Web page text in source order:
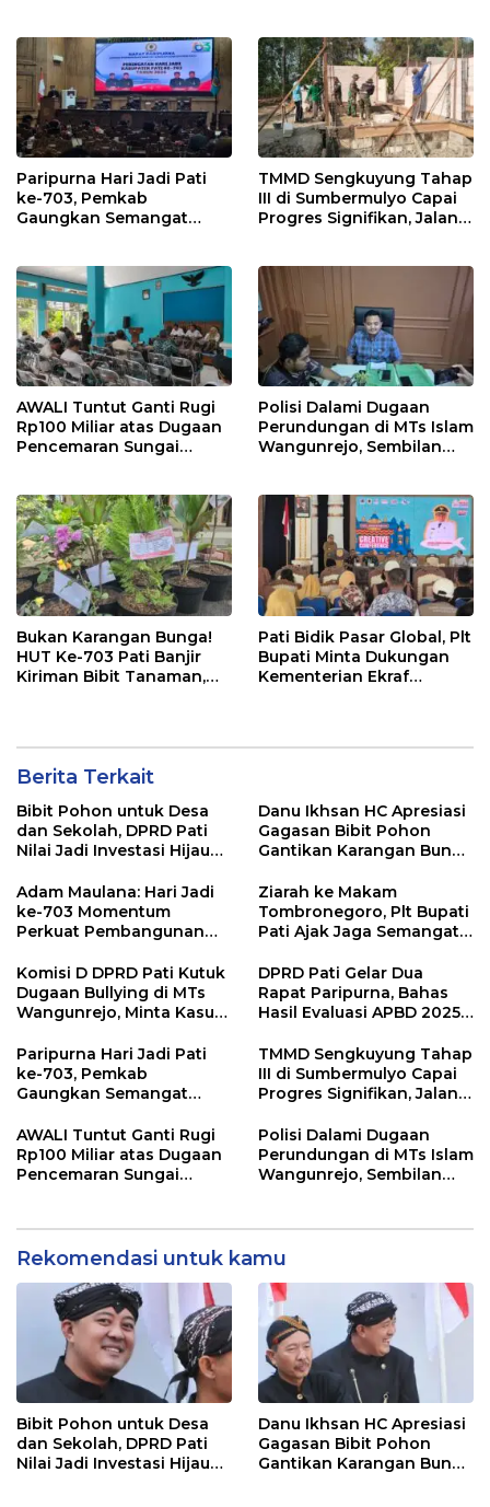
Paripurna Hari Jadi Pati
ke-703, Pemkab
Gaungkan Semangat
TMMD Sengkuyung Tahap
III di Sumbermulyo Capai
Progres Signifikan, Jalan
AWALI Tuntut Ganti Rugi
Rp100 Miliar atas Dugaan
Pencemaran Sungai
Polisi Dalami Dugaan
Perundungan di MTs Islam
Wangunrejo, Sembilan
Bukan Karangan Bunga!
HUT Ke-703 Pati Banjir
Kiriman Bibit Tanaman,
Pati Bidik Pasar Global, Plt
Bupati Minta Dukungan
Kementerian Ekraf
Berita Terkait
Bibit Pohon untuk Desa
dan Sekolah, DPRD Pati
Nilai Jadi Investasi Hijau
Danu Ikhsan HC Apresiasi
Gagasan Bibit Pohon
Gantikan Karangan Bunga
Adam Maulana: Hari Jadi
ke-703 Momentum
Perkuat Pembangunan
Masyarakat Pati
Ziarah ke Makam
Tombronegoro, Plt Bupati
Pati Ajak Jaga Semangat
Pelayanan Publik
Berkualitas
Komisi D DPRD Pati Kutuk
Dugaan Bullying di MTs
Wangunrejo, Minta Kasus
DPRD Pati Gelar Dua
Rapat Paripurna, Bahas
Hasil Evaluasi APBD 2025
2026
Paripurna Hari Jadi Pati
ke-703, Pemkab
Gaungkan Semangat
Mbangun Kamajengan”
TMMD Sengkuyung Tahap
III di Sumbermulyo Capai
Progres Signifikan, Jalan
Persen
AWALI Tuntut Ganti Rugi
Rp100 Miliar atas Dugaan
Pencemaran Sungai
Polisi Dalami Dugaan
Perundungan di MTs Islam
Wangunrejo, Sembilan
Rekomendasi untuk kamu
Bibit Pohon untuk Desa
dan Sekolah, DPRD Pati
Nilai Jadi Investasi Hijau
Danu Ikhsan HC Apresiasi
Gagasan Bibit Pohon
Gantikan Karangan Bunga